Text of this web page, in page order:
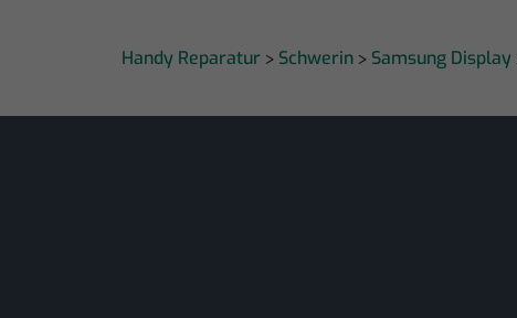
Handy Reparatur > Schwerin > Samsung Display